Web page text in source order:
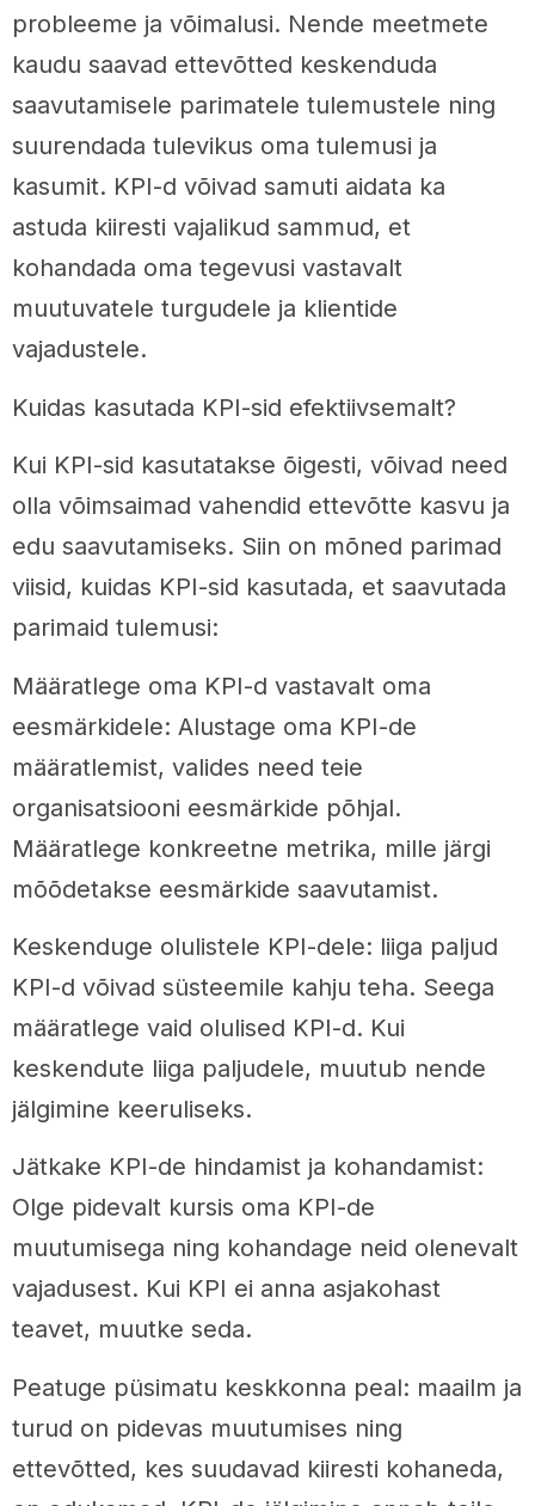
probleeme ja võimalusi. Nende meetmete
kaudu saavad ettevõtted keskenduda
saavutamisele parimatele tulemustele ning
suurendada tulevikus oma tulemusi ja
kasumit. KPI-d võivad samuti aidata ka
astuda kiiresti vajalikud sammud, et
kohandada oma tegevusi vastavalt
muutuvatele turgudele ja klientide
vajadustele.
Kuidas kasutada KPI-sid efektiivsemalt?
Kui KPI-sid kasutatakse õigesti, võivad need
olla võimsaimad vahendid ettevõtte kasvu ja
edu saavutamiseks. Siin on mõned parimad
viisid, kuidas KPI-sid kasutada, et saavutada
parimaid tulemusi:
Määratlege oma KPI-d vastavalt oma
eesmärkidele: Alustage oma KPI-de
määratlemist, valides need teie
organisatsiooni eesmärkide põhjal.
Määratlege konkreetne metrika, mille järgi
mõõdetakse eesmärkide saavutamist.
Keskenduge olulistele KPI-dele: liiga paljud
KPI-d võivad süsteemile kahju teha. Seega
määratlege vaid olulised KPI-d. Kui
keskendute liiga paljudele, muutub nende
jälgimine keeruliseks.
Jätkake KPI-de hindamist ja kohandamist:
Olge pidevalt kursis oma KPI-de
muutumisega ning kohandage neid olenevalt
vajadusest. Kui KPI ei anna asjakohast
teavet, muutke seda.
Peatuge püsimatu keskkonna peal: maailm ja
turud on pidevas muutumises ning
ettevõtted, kes suudavad kiiresti kohaneda,